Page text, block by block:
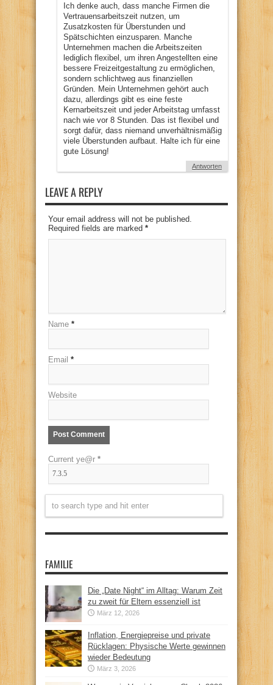
Ich denke auch, dass manche Firmen die
Vertrauensarbeitszeit nutzen, um
Zusatzkosten für Überstunden und
Spätschichten einzusparen. Manche
Unternehmen machen die Arbeitszeiten
lediglich flexibel, um ihren Angestellten eine
bessere Freizeitgestaltung zu ermöglichen,
sondern schlichtweg aus finanziellen
Gründen. Mein Unternehmen gehört auch
dazu, allerdings gibt es eine feste
Kernarbeitszeit und jeder Arbeitstag umfasst
nach wie vor 8 Stunden. Das ist flexibel und
sorgt dafür, dass niemand unverhältnismäßig
viele Überstunden aufbaut. Halte ich für eine
gute Lösung!
Antworten
LEAVE A REPLY
Your email address will not be published.
Required fields are marked *
Name *
Email *
Website
Current ye@r *
FAMILIE
Die „Date Night“ im Alltag: Warum Zeit
zu zweit für Eltern essenziell ist
März 12, 2026
Inflation, Energiepreise und private
Rücklagen: Physische Werte gewinnen
wieder Bedeutung
März 3, 2026